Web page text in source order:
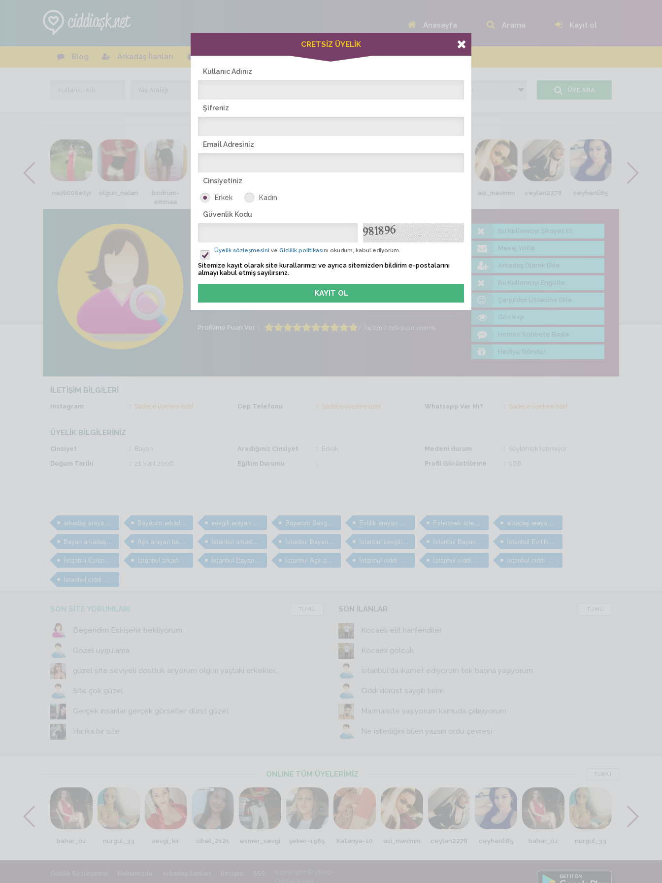
Anasayfa Arama Kayıt ol
Blog Arkadaş İlanları Online Bayanlar(433) Online Erkekler(371)
ÜYE ARA
nazli006etyi olgun_nalan
bodrum-
emmaa
ceren_34958
Az_esmer_
güzeli
asi_mavimm ceylan2278 ceyhanli85
Albüme Bak
Ziyaret Tarihi
Cinsiyeti Bayan Yaş 21
Profilime Puan Ver / Toplam 7 defa puan verilmiş
Bu Kullanıcıyı Şikayet Et
Mesaj Yolla
Arkadaş Olarak Ekle
Bu Kullanıcıyı Engelle
Çarpıldım Listesine Ekle
Göz Kırp
Hemen Sohbete Başla
Hediye Gönder
İLETİŞİM BİLGİLERİ
Instagram Sadece üyelere özel Cep Telefonu Sadece üyelere özel Whatsapp Var Mı? Sadece üyelere özel
ÜYELİK BİLGİLERİNİZ
Cinsiyet Bayan Aradığınız Cinsiyet Erkek Medeni durum
Söylemek istemiyor
Doğum Tarihi
21 Mart 2006 Eğitim Durumu Profil Görüntüleme 968
arkadaş arayan bayanlar Bayanım arkadaş arıyorum sevgili arayan bayanlar Bayanım Sevgili arıyorum Evlilik arayan bayanlar Evlenmek isteyen bayanlar arkadaş arayan kızlar
Bayan arkadaş bulma sitesi Aşk arayan bayanlar İstanbul arkadaş arayan bayanlar İstanbul Bayanım arkadaş arıyorum İstanbul sevgili arayan bayanlar İstanbul Bayanım Sevgili arıyorum İstanbul Evlilik arayan bayanlar
İstanbul Evlenmek isteyen bayanlar İstanbul arkadaş arayan kızlar İstanbul Bayan arkadaş bulma sitesi İstanbul Aşk arayan bayanlar İstanbul ciddi evlilik arayan bayanlar İstanbul ciddi arkadaş arayan bayanlar İstanbul ciddi arkadaşlık sitesi
SON SİTE YORUMLARI TÜMÜ
Begendim Eskişehir bekliyorum
Gözel uygulama
güzel site seviyeli dostluk arıyorum olgun yaştaki erkekler...
Site çok güzel
Gerçek insanlar gerçek görseller dürst güzel
Harika bir site
SON İLANLAR TÜMÜ
Kocaeli elit hanfendiler
Kocaeli golcuk
İstanbul'da ikamet ediyorum tek başına yaşıyorum
Ciddi dürüst saygili birini
Marmariste yaşıyorum kamuda çalışıyorum
Ne istediğini bilen yazsın ordu çevresi
ONLINE TÜM ÜYELERİMİZ TÜMÜ
bahar_öz nurgul_33 sevgi_kır sibel_2121 esmer_sevgi şeker-1985 Katanya-10 asi_mavimm ceylan2278 ceyhanli85 bahar_öz nurgul_33
CRETSİZ ÜYELİK
Kullanıc Adınız
Şifreniz
Email Adresiniz
Cinsiyetiniz
Erkek Kadın
Güvenlik Kodu
Üyelik sözleşmesini ve Gizlilik politikasını okudum, kabul ediyorum.
Sitemize kayıt olarak site kurallarımızı ve ayrıca sitemizden bildirim e-postalarını
almayı kabul etmiş sayılırsınz.